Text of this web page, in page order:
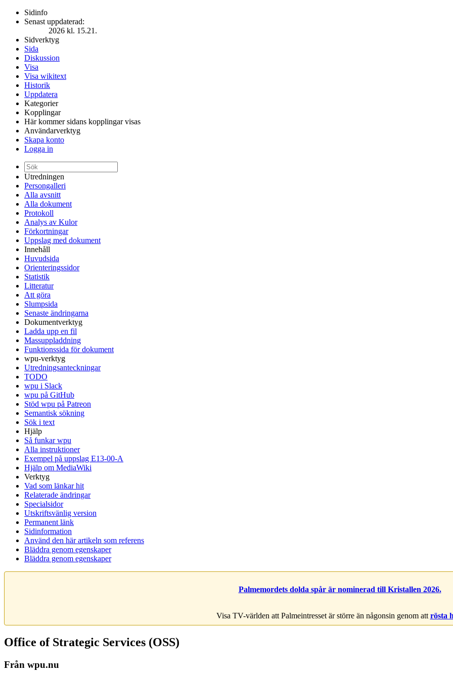
Sidinfo
Senast uppdaterad:
2026 kl. 15.21.
Sidverktyg
Sida
Diskussion
Visa
Visa wikitext
Historik
Uppdatera
Kategorier
Kopplingar
Här kommer sidans kopplingar visas
Användarverktyg
Skapa konto
Logga in
Utredningen
Persongalleri
Alla avsnitt
Alla dokument
Protokoll
Analys av Kulor
Förkortningar
Uppslag med dokument
Innehåll
Huvudsida
Orienteringssidor
Statistik
Litteratur
Att göra
Slumpsida
Senaste ändringarna
Dokumentverktyg
Ladda upp en fil
Massuppladdning
Funktionssida för dokument
wpu-verktyg
Utredningsanteckningar
TODO
wpu i Slack
wpu på GitHub
Stöd wpu på Patreon
Semantisk sökning
Sök i text
Hjälp
Så funkar wpu
Alla instruktioner
Exempel på uppslag E13-00-A
Hjälp om MediaWiki
Verktyg
Vad som länkar hit
Relaterade ändringar
Specialsidor
Utskriftsvänlig version
Permanent länk
Sidinformation
Använd den här artikeln som referens
Bläddra genom egenskaper
Bläddra genom egenskaper
Palmemordets dolda spår är nominerad till Kristallen 2026.
Visa TV-världen att Palmeintresset är större än någonsin genom att rösta
Office of Strategic Services (OSS)
Från wpu.nu